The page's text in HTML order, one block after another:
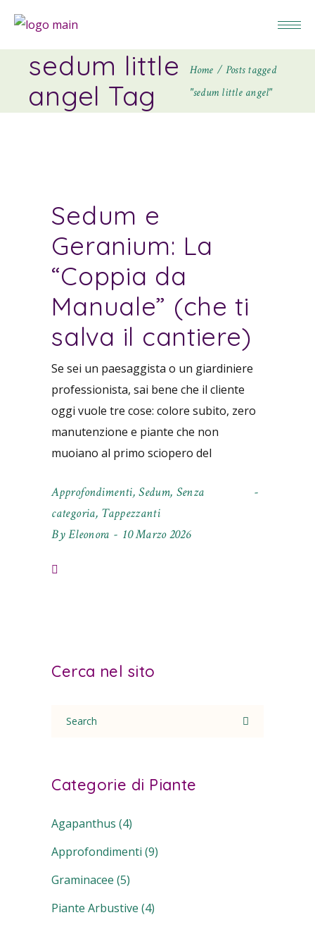
sedum little
angel Tag
Home
Posts tagged
"sedum little angel"
Sedum e
Geranium: La
“Coppia da
Manuale” (che ti
salva il cantiere)
Se sei un paesaggista o un giardiniere
professionista, sai bene che il cliente
oggi vuole tre cose: colore subito, zero
manutenzione e piante che non
muoiano al primo sciopero del
Approfondimenti,Sedum, Senza
categoria, Tappezzanti
ByEleonora 10 Marzo 2026
Cerca nel sito
for:
Categorie di Piante
Agapanthus (4)
Approfondimenti (9)
Graminacee (5)
Piante Arbustive (4)